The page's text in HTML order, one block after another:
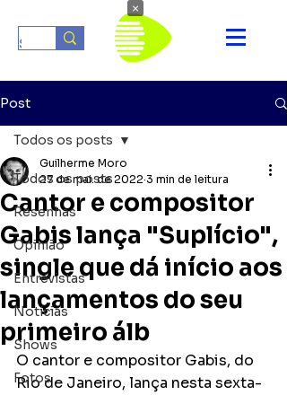
Post
Todos os posts
Resenhas
Opinião
Entrevistas
Notícias
Shows
Fotos
Todos os posts
Cantor e compositor
Gabis lança "Suplício",
single que dá início aos
lançamentos do seu
primeiro álb
Guilherme Moro
27 de mai. de 2022 3 min de leitura
O cantor e compositor Gabis, do
Rio de Janeiro, lança nesta sexta-
×